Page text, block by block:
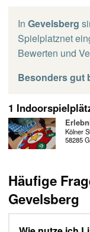
In Gevelsberg
Spielplatznet
Bewerten und
Besonders gut
1
Kölner
58285
Häufige
Gevelsberg